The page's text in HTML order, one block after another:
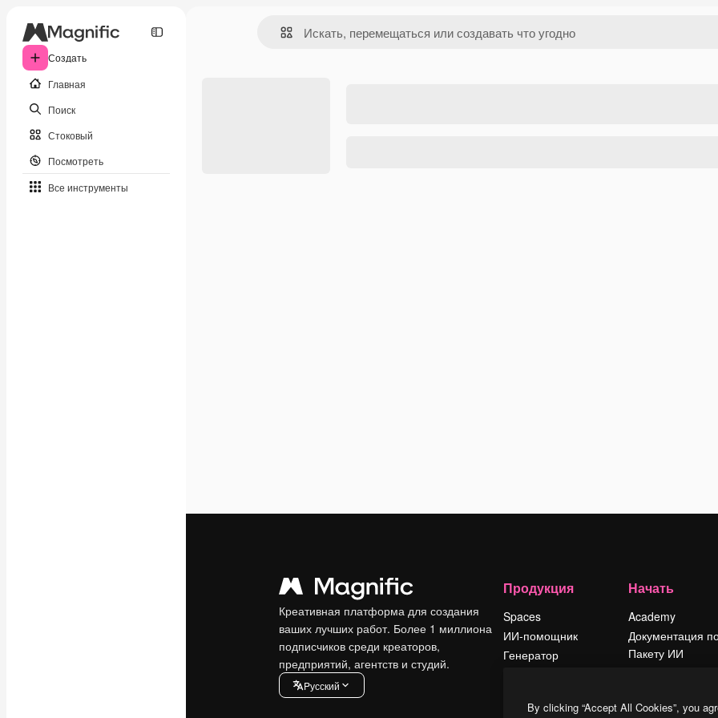
Создать
Главная
Поиск
Стоковый
Посмотреть
Все инструменты
Креативная платформа для создания
ваших лучших работ. Более 1 миллиона
подписчиков среди креаторов,
предприятий, агентств и студий.
Pусский
Продукция
Spaces
ИИ-помощник
Генератор
Начать
Academy
Документация
Пакету ИИ
Условия и
By clicking “Accept All Cookies”, you